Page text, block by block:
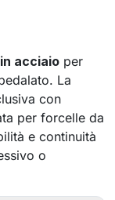
acciaio per
La
con
per forcelle da
e continuità
o